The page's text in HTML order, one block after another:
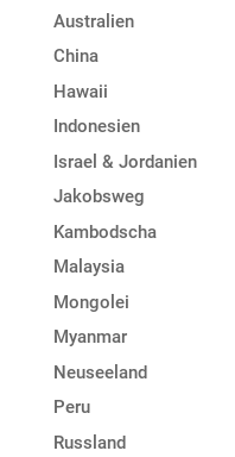
Australien
China
Hawaii
Indonesien
Israel & Jordanien
Jakobsweg
Kambodscha
Malaysia
Mongolei
Myanmar
Neuseeland
Peru
Russland